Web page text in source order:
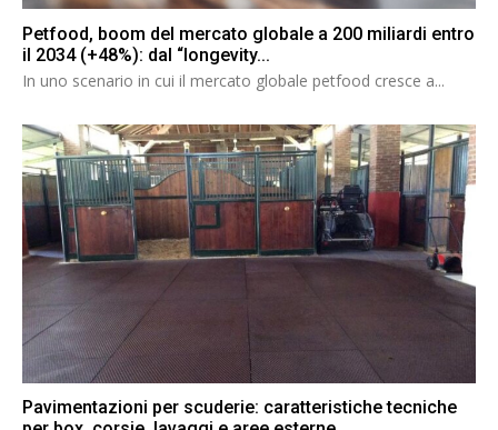
Petfood, boom del mercato globale a 200 miliardi entro
il 2034 (+48%): dal “longevity...
In uno scenario in cui il mercato globale petfood cresce a...
Pavimentazioni per scuderie: caratteristiche tecniche